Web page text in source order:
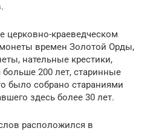
церковно-краеведческом
времен Золотой Орды,
нательные крестики,
200 лет, старинные
было собрано стараниями
здесь более 30 лет.
расположился в